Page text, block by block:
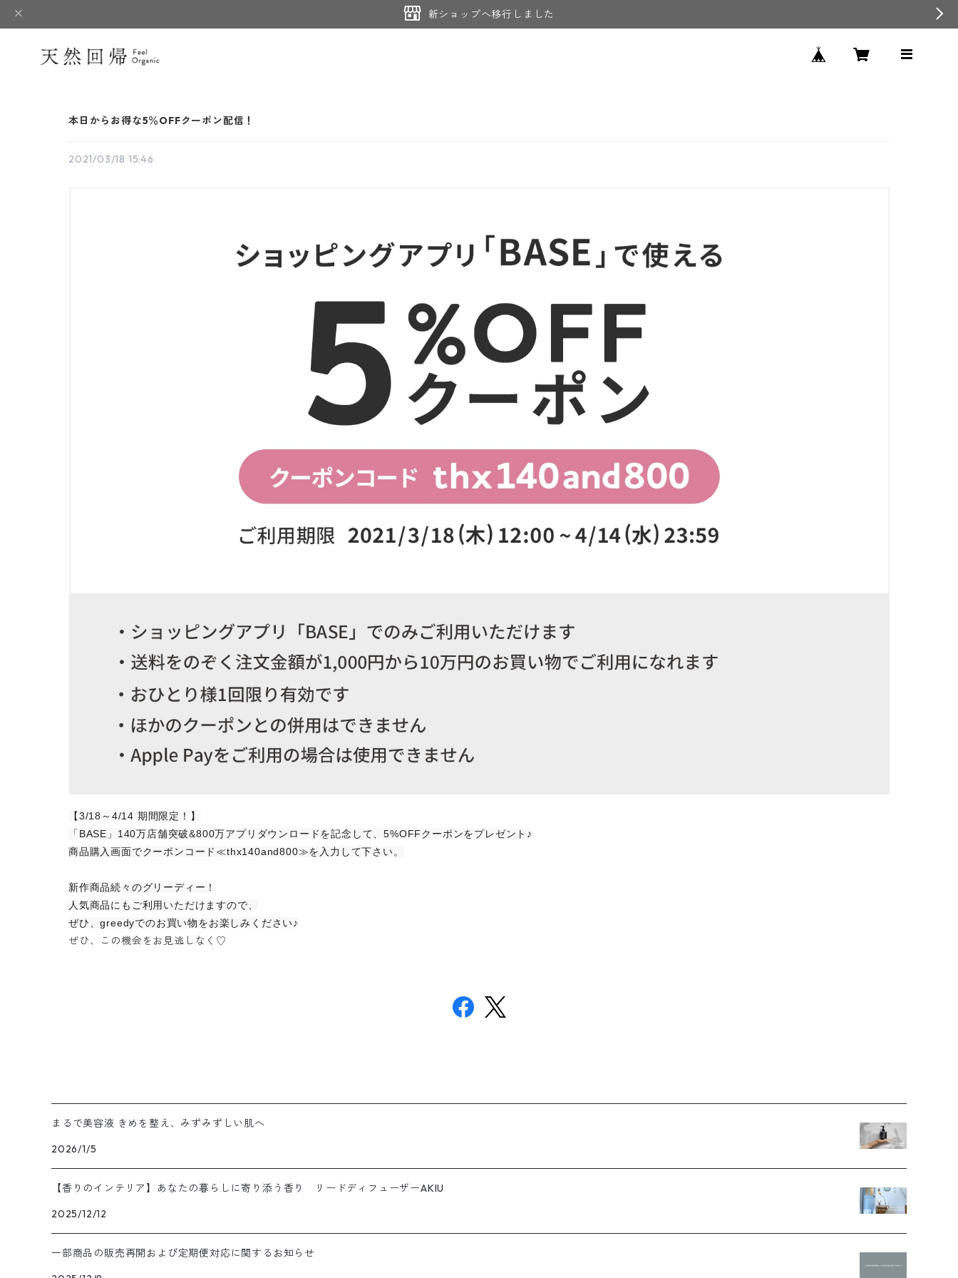
新ショップへ移行しました
本日からお得な5％OFFクーポン配信！
2021/03/18 15:46
【3/18～4/14 期間限定！】
「BASE」140万店舗突破&800万アプリダウンロードを記念して、5%OFFクーポンをプレゼント♪
商品購入画面でクーポンコード≪thx140and800≫を入力して下さい。
新作商品続々のグリーディー！
人気商品にもご利用いただけますので、
ぜひ、greedyでのお買い物をお楽しみください♪
ぜひ、この機会をお見逃しなく♡
まるで美容液 きめを整え、みずみずしい肌へ
2026/1/5
【香りのインテリア】あなたの暮らしに寄り添う香り リードディフューザーAKIU
2025/12/12
一部商品の販売再開および定期便対応に関するお知らせ